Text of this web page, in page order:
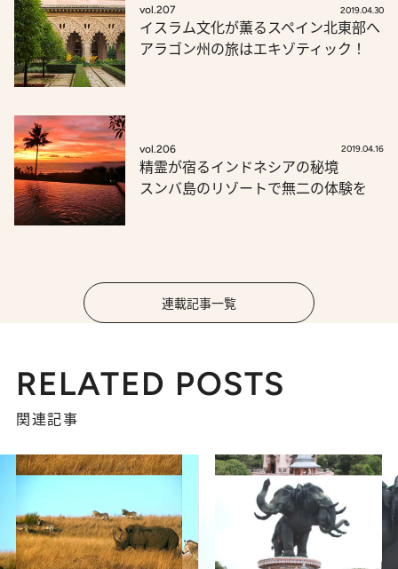
vol.207 2019.04.30
イスラム文化が薫るスペイン北東部へ
アラゴン州の旅はエキゾティック！
vol.206 2019.04.16
精霊が宿るインドネシアの秘境
スンバ島のリゾートで無二の体験を
連載記事一覧
RELATED POSTS
関連記事